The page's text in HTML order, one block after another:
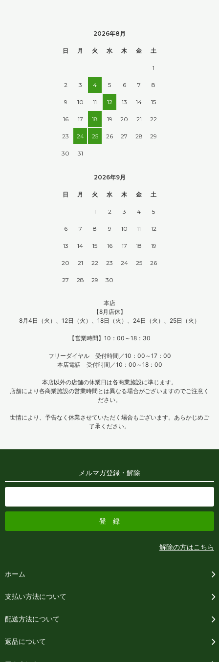
2026年8月
日 月 火 水 木 金 土
1
2 3 4 5 6 7 8
9 10 11 12 13 14 15
16 17 18 19 20 21 22
23 24 25 26 27 28 29
30 31
2026年9月
日 月 火 水 木 金 土
1 2 3 4 5
6 7 8 9 10 11 12
13 14 15 16 17 18 19
20 21 22 23 24 25 26
27 28 29 30
本店
【8月店休】
8月4日（火）、12日（火）、18日（火）、24日（火）、25日（火）
【営業時間】10：00～18：30
フリーダイヤル 受付時間／10：00～17：00
本店電話 受付時間／10：00～18：00
本店以外の店舗の休業日は各商業施設に準じます。
店舗により各商業施設の営業時間とは異なる場合がございますのでご注意く
ださい。
世情により、予告なく休業させていただく場合もございます。あらかじめご
了承ください。
メルマガ登録・解除
解除の方はこちら
ホーム
支払い方法について
配送方法について
返品について